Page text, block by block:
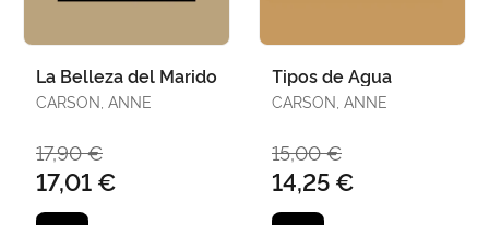
La Belleza del Marido
CARSON, ANNE
17,90 €
17,01 €
Tipos de Agua
CARSON, ANNE
15,00 €
14,25 €